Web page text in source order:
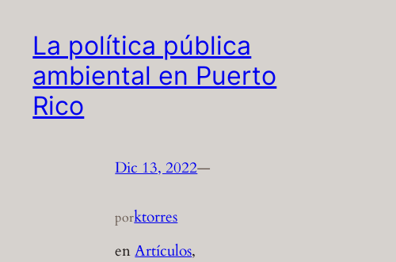
La política pública
ambiental en Puerto
Rico
Dic 13, 2022—
porktorres
enArtículos